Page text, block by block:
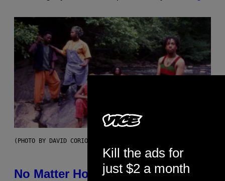
(PHOTO BY DAVID CORIO/REDFERNS)
No Matter How Many Times We
Kill the ads for
just $2 a month